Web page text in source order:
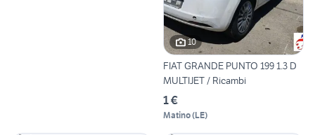
10
FIAT GRANDE PUNTO 199 1.3 D
MULTIJET / Ricambi
1 €
Matino(LE)